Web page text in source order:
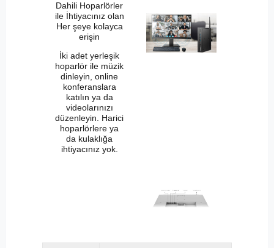
Dahili Hoparlörler
ile İhtiyacınız olan
Her şeye kolayca
erişin
İki adet yerleşik
hoparlör ile müzik
dinleyin, online
konferanslara
katılın ya da
videolarınızı
düzenleyin. Harici
hoparlörlere ya
da kulaklığa
ihtiyacınız yok.